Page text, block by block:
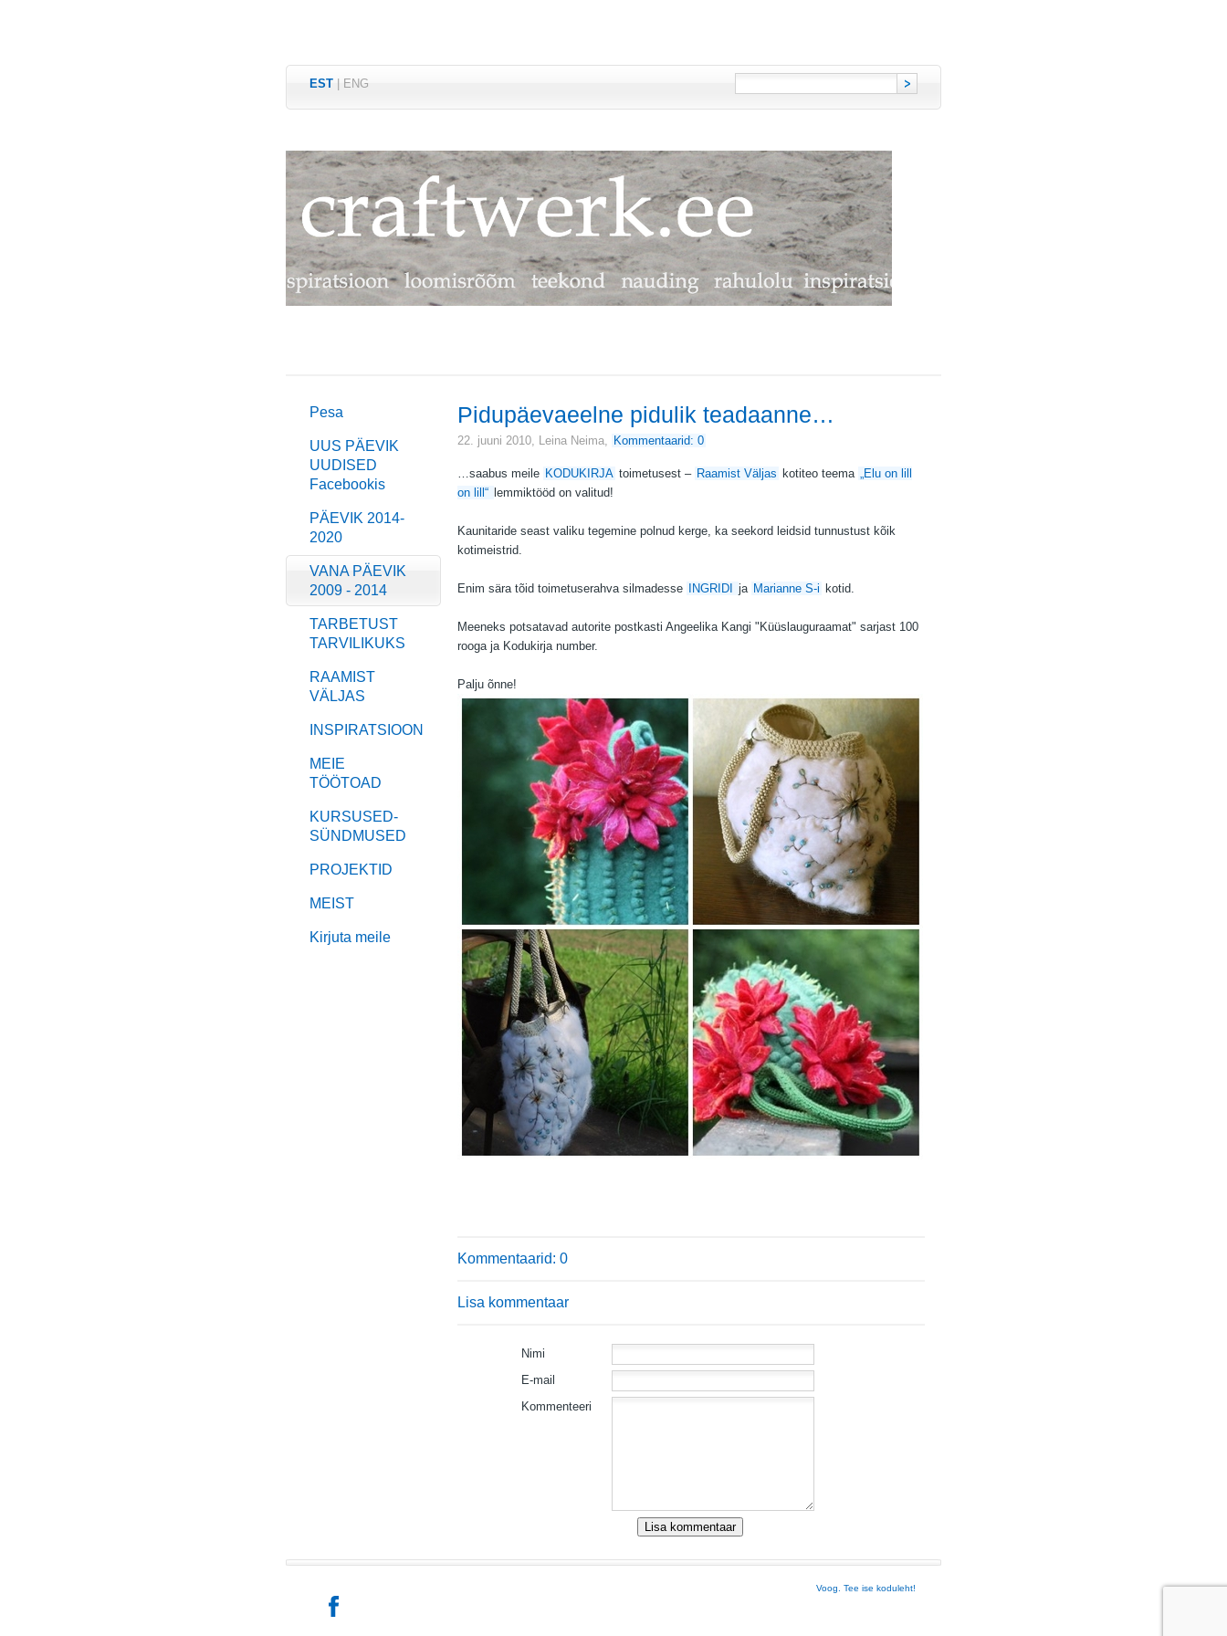
EST ENG
Pesa
UUS PÄEVIK
UUDISED
Facebookis
PÄEVIK 2014-
2020
VANA PÄEVIK
2009 - 2014
TARBETUST
TARVILIKUKS
RAAMIST
VÄLJAS
INSPIRATSIOON
MEIE
TÖÖTOAD
KURSUSED-
SÜNDMUSED
PROJEKTID
MEIST
Kirjuta meile
Pidupäevaeelne pidulik teadaanne…
22. juuni 2010, Leina Neima, Kommentaarid: 0
…saabus meile KODUKIRJA toimetusest – Raamist Väljas kotiteo teema „Elu on lill
on lill“ lemmiktööd on valitud!
Kaunitaride seast valiku tegemine polnud kerge, ka seekord leidsid tunnustust kõik
kotimeistrid.
Enim sära tõid toimetuserahva silmadesse INGRIDI ja Marianne S-i kotid.
Meeneks potsatavad autorite postkasti Angeelika Kangi "Küüslauguraamat" sarjast 100
rooga ja Kodukirja number.
Palju õnne!
Kommentaarid: 0
Lisa kommentaar
Nimi
E-mail
Kommenteeri
Voog. Tee ise koduleht!